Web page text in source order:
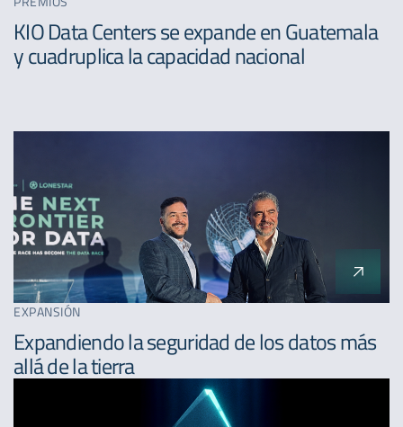
KIO Data Centers se expande en Guatemala
y cuadruplica la capacidad nacional
EXPANSIÓN
Expandiendo la seguridad de los datos más
allá de la tierra